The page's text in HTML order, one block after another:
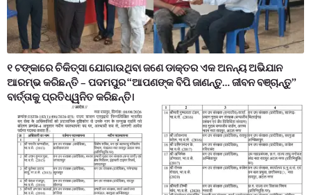
୧ ଟଙ୍କାରେ ଚିକିତ୍ସା ଯୋଗାଉଥିବା ଜଣେ ଡାକ୍ତର ଏକ ଅନନ୍ୟ ଅଭିଯାନ
ଆରମ୍ଭ କରିଛନ୍ତି – ପଦମପୁର “ଆପଣଙ୍କ ବିପି ଜାଣନ୍ତୁ… ଜୀବନ ବଞ୍ଚାନ୍ତୁ”
ବାର୍ତ୍ତାକୁ ପ୍ରତିଧ୍ୱନିତ କରିଛନ୍ତି।